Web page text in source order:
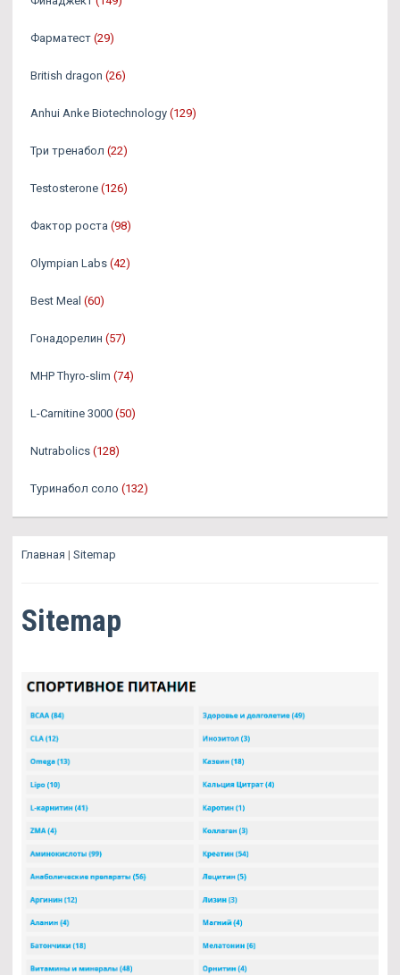
Фарматест (29)
British dragon (26)
Anhui Anke Biotechnology (129)
Три тренабол (22)
Testosterone (126)
Фактор роста (98)
Olympian Labs (42)
Best Meal (60)
Гонадорелин (57)
MHP Thyro-slim (74)
L-Carnitine 3000 (50)
Nutrabolics (128)
Туринабол соло (132)
Главная | Sitemap
Sitemap